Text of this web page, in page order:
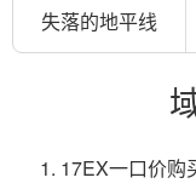
失落的地平线
17EX一口价购